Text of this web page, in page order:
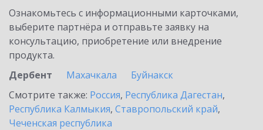
Ознакомьтесь с информационными карточками,
выберите партнёра и отправьте заявку на
консультацию, приобретение или внедрение
продукта.
Дербент
Махачкала
Буйнакск
Смотрите также: Россия, Республика Дагестан,
Республика Калмыкия, Ставропольский край,
Чеченская республика